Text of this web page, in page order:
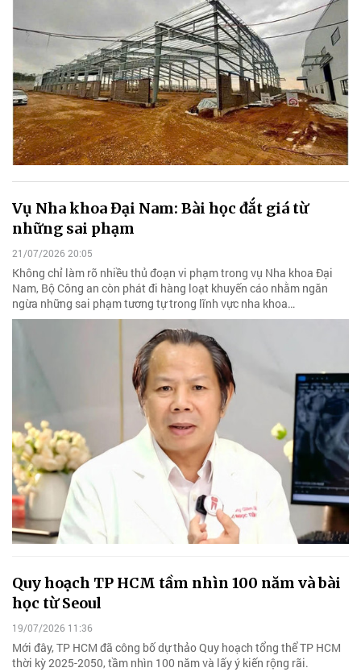
Vụ Nha khoa Đại Nam: Bài học đắt giá từ
những sai phạm
21/07/2026 20:05
Không chỉ làm rõ nhiều thủ đoạn vi phạm trong vụ Nha khoa Đại
Nam, Bộ Công an còn phát đi hàng loạt khuyến cáo nhằm ngăn
ngừa những sai phạm tương tự trong lĩnh vực nha khoa…
Quy hoạch TP HCM tầm nhìn 100 năm và bài
học từ Seoul
19/07/2026 11:36
Mới đây, TP HCM đã công bố dự thảo Quy hoạch tổng thể TP HCM
thời kỳ 2025-2050, tầm nhìn 100 năm và lấy ý kiến rộng rãi.